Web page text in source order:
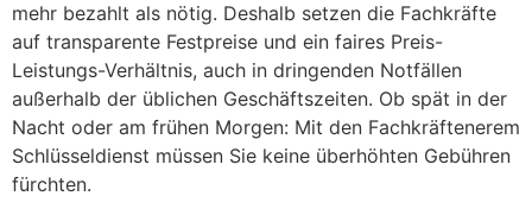
mehr bezahlt als nötig. Deshalb setzen die Fachkräfte
auf transparente Festpreise und ein faires Preis-
Leistungs-Verhältnis, auch in dringenden Notfällen
außerhalb der üblichen Geschäftszeiten. Ob spät in der
Nacht oder am frühen Morgen: Mit den Fachkräftenerem
Schlüsseldienst müssen Sie keine überhöhten Gebühren
fürchten.